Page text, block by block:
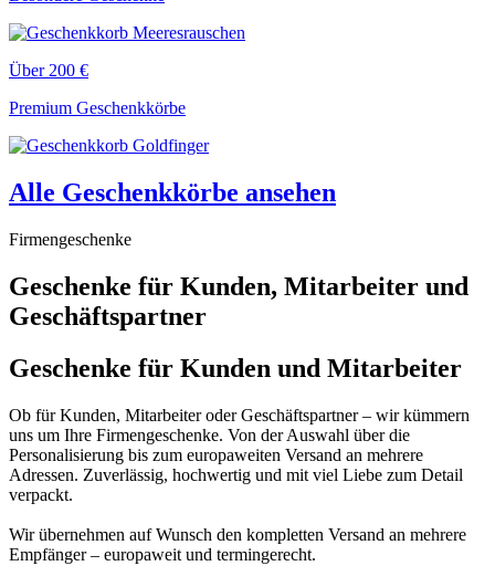
Über 200 €
Premium Geschenkkörbe
Alle Geschenkkörbe ansehen
Firmengeschenke
Geschenke für Kunden, Mitarbeiter und
Geschäftspartner
Geschenke für Kunden und Mitarbeiter
Ob für Kunden, Mitarbeiter oder Geschäftspartner – wir kümmern
uns um Ihre Firmengeschenke. Von der Auswahl über die
Personalisierung bis zum europaweiten Versand an mehrere
Adressen. Zuverlässig, hochwertig und mit viel Liebe zum Detail
verpackt.
Wir übernehmen auf Wunsch den kompletten Versand an mehrere
Empfänger – europaweit und termingerecht.